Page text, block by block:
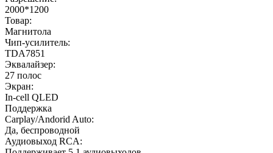
2000*1200
Товар:
Магнитола
Чип-усилитель:
TDA7851
Эквалайзер:
27 полос
Экран:
In-cell QLED
Поддержка
Carplay/Andorid Auto:
Да, беспроводной
Аудиовыход RCA: